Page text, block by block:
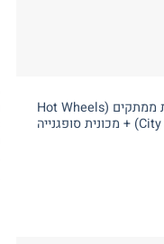
מסלול הוט ווילס סיטי חנות ממתקים (Hot Wheels
City Downtown Candy Shop) + מכונית סופגנייה